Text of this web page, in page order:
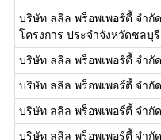
บริษัท ลลิล พร็อพเพอร์ตี้ จำกั
โครงการ ประจำจังหวัดชลบุรี
บริษัท ลลิล พร็อพเพอร์ตี้ จำกั
บริษัท ลลิล พร็อพเพอร์ตี้ จำกั
บริษัท ลลิล พร็อพเพอร์ตี้ จำกั
บริษัท ลลิล พร็อพเพอร์ตี้ จำกั